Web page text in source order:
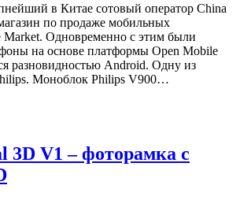
в Китае сотовый оператор China
по продаже мобильных
Одновременно с этим были
на основе платформы Open Mobile
разновидностью Android. Одну из
Моноблок Philips V900…
3D V1 – фоторамка с